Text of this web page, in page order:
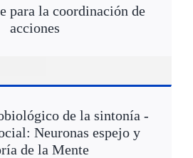
para la coordinación de
acciones
de la sintonía -
Neuronas espejo y
de la Mente